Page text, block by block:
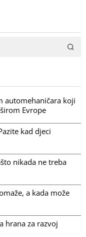
automehaničara koji
Evrope
kad djeci
nikada ne treba
a kada može
hrana za razvoj